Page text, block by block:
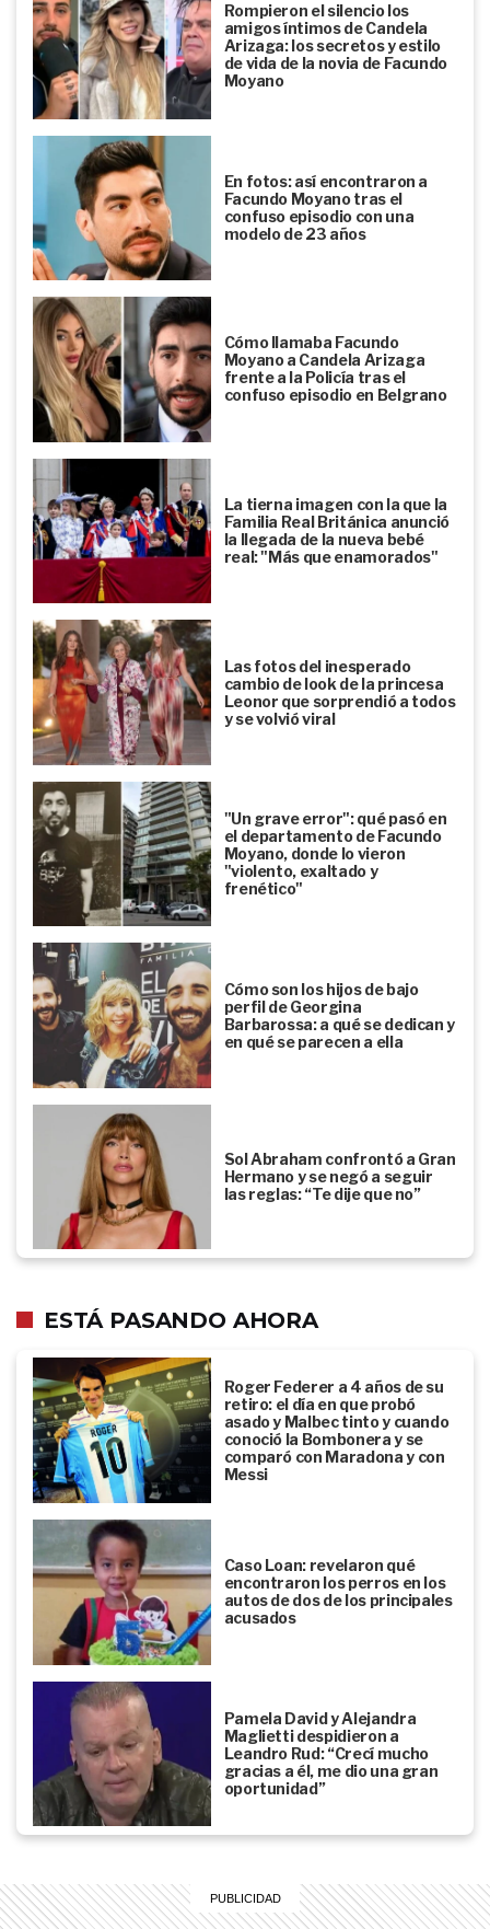
Rompieron el silencio los
amigos íntimos de Candela
Arizaga: los secretos y estilo
de vida de la novia de Facundo
Moyano
En fotos: así encontraron a
Facundo Moyano tras el
confuso episodio con una
modelo de 23 años
Cómo llamaba Facundo
Moyano a Candela Arizaga
frente a la Policía tras el
confuso episodio en Belgrano
La tierna imagen con la que la
Familia Real Británica anunció
la llegada de la nueva bebé
real: "Más que enamorados"
Las fotos del inesperado
cambio de look de la princesa
Leonor que sorprendió a todos
y se volvió viral
"Un grave error": qué pasó en
el departamento de Facundo
Moyano, donde lo vieron
"violento, exaltado y
frenético"
Cómo son los hijos de bajo
perfil de Georgina
Barbarossa: a qué se dedican y
en qué se parecen a ella
Sol Abraham confrontó a Gran
Hermano y se negó a seguir
las reglas: “Te dije que no”
ESTÁ PASANDO AHORA
Roger Federer a 4 años de su
retiro: el día en que probó
asado y Malbec tinto y cuando
conoció la Bombonera y se
comparó con Maradona y con
Messi
Caso Loan: revelaron qué
encontraron los perros en los
autos de dos de los principales
acusados
Pamela David y Alejandra
Maglietti despidieron a
Leandro Rud: “Crecí mucho
gracias a él, me dio una gran
oportunidad”